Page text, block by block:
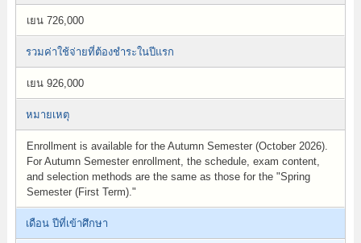
เยน 726,000
รวมค่าใช้จ่ายที่ต้องชำระในปีแรก
เยน 926,000
หมายเหตุ
Enrollment is available for the Autumn Semester (October 2026).
For Autumn Semester enrollment, the schedule, exam content,
and selection methods are the same as those for the "Spring
Semester (First Term)."
เดือน ปีที่เข้าศึกษา